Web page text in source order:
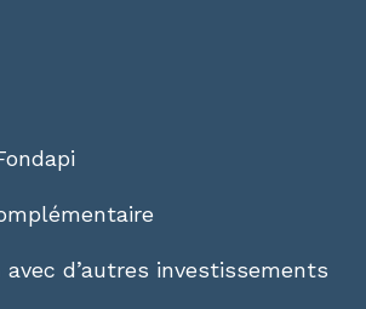
avec d’autres investissements